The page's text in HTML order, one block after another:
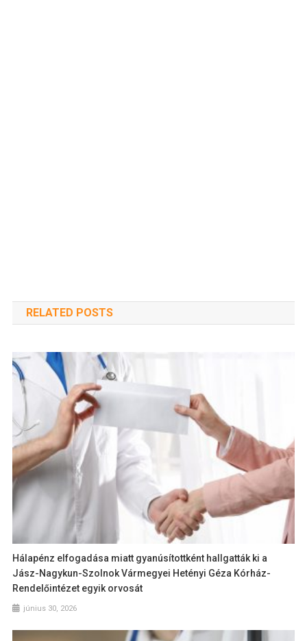
RELATED POSTS
Hálapénz elfogadása miatt gyanúsítottként hallgatták ki a
Jász-Nagykun-Szolnok Vármegyei Hetényi Géza Kórház-
Rendelőintézet egyik orvosát
június 30, 2026